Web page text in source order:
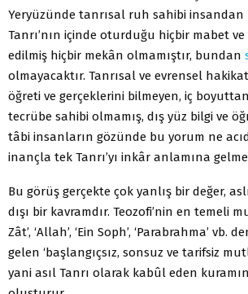
Yeryüzünde tanrısal ruh sahibi insandan
Tanrı’nın içinde oturduğu hiçbir mabet
edilmiş hiçbir mekân olmamıştır, bundan
olmayacaktır. Tanrısal ve evrensel
öğreti ve gerçeklerini bilmeyen, iç
tecrübe sahibi olmamış, dış yüz bilgi ve
tâbi insanların gözünde bu yorum ne
inançla tek Tanrı’yı inkâr anlamına
Bu görüş gerçekte çok yanlış bir değer,
dışı bir kavramdır. Teozofi’nin en temeli
Zât’, ‘Allah’, ‘Ein Soph’, ‘Parabrahma’ vb.
gelen ‘başlangıçsız, sonsuz ve tarifsiz
yani asıl Tanrı olarak kabûl eden